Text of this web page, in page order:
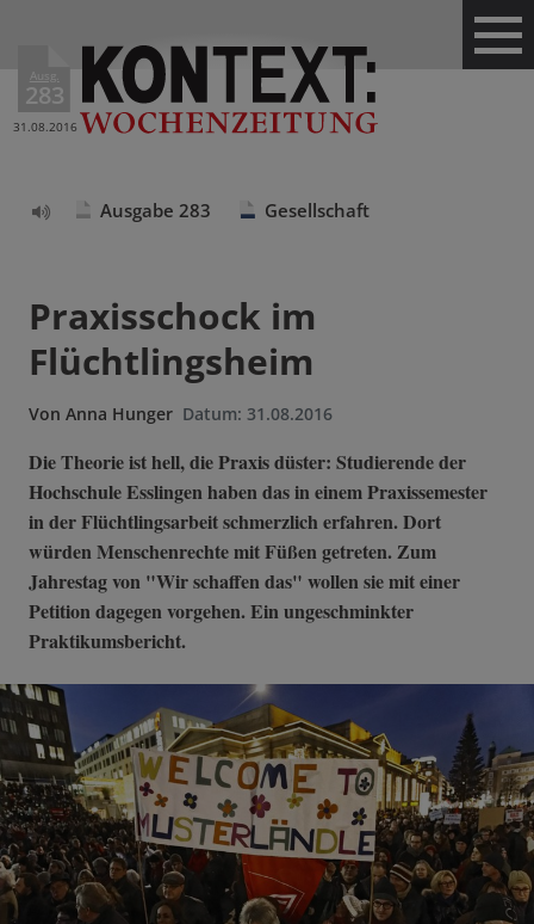
Ausg.
283
31.08.2016
Ausgabe 283 Gesellschaft
Praxisschock im
Flüchtlingsheim
Von Anna Hunger Datum: 31.08.2016
Die Theorie ist hell, die Praxis düster: Studierende der
Hochschule Esslingen haben das in einem Praxissemester
in der Flüchtlingsarbeit schmerzlich erfahren. Dort
würden Menschenrechte mit Füßen getreten. Zum
Jahrestag von "Wir schaffen das" wollen sie mit einer
Petition dagegen vorgehen. Ein ungeschminkter
Praktikumsbericht.